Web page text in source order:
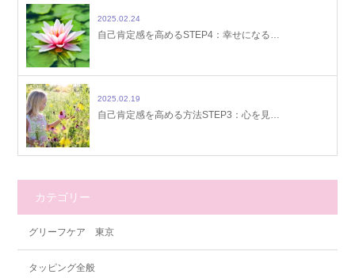
2025.02.24
自己肯定感を高めるSTEP4：幸せになる…
2025.02.19
自己肯定感を高める方法STEP3：心を見…
カテゴリー
グリーフケア 東京
タッピング全般